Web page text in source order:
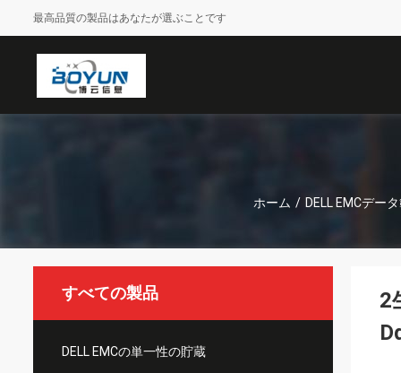
最高品質の製品はあなたが選ぶことです
ホーム / DELL EMCデー
すべての製品
DELL EMCの単一性の貯蔵
2